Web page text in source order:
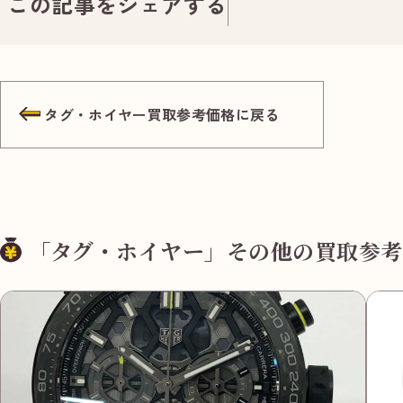
タグ・ホイヤー買取参考価格に戻る
「タグ・ホイヤー」その他の買取参